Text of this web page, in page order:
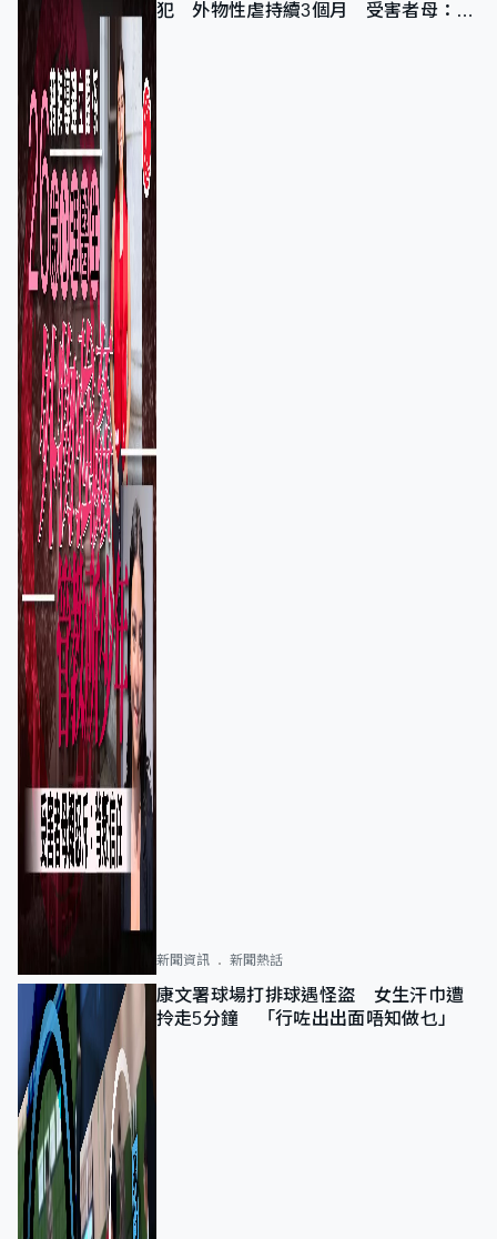
犯 外物性虐持續3個月 受害者母：要
新聞資訊 新聞熱話
康文署球場打排球遇怪盜 女生汗巾遭
拎走5分鐘 「行咗出出面唔知做乜」